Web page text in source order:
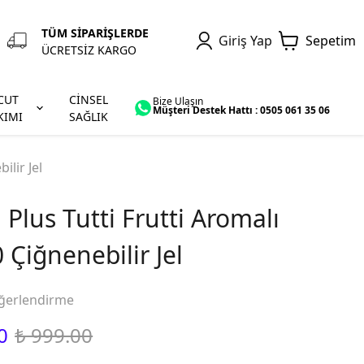
TÜM SİPARİŞLERDE
ÜCRETSİZ KARGO
Giriş Yap Sepetim
CİNSEL
SAĞLIK
Bize Ulaşın
Müşteri Destek Hattı : 0505 061 35 06
Jel
Plus Tutti Frutti Aromalı
Çiğnenebilir Jel
₺ 999.00